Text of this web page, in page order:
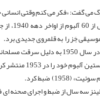
می گفت: «فکر می‌ کنم وقتی
وی با